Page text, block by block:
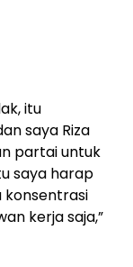
itu
saya Riza
partai untuk
saya harap
konsentrasi
kerja saja,”